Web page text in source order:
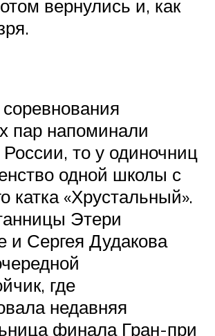
вернулись и, как
пар напоминали
то у одиночниц
одной школы с
катка «Хрустальный».
Этери
и Сергея Дудакова
где
недавняя
финала Гран-при